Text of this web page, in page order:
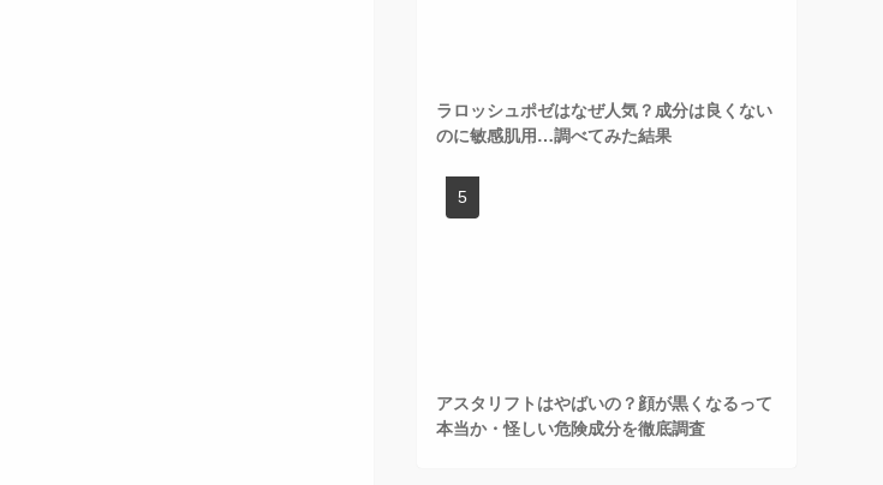
ラロッシュポゼはなぜ人気？成分は良くない
のに敏感肌用…調べてみた結果
アスタリフトはやばいの？顔が黒くなるって
本当か・怪しい危険成分を徹底調査